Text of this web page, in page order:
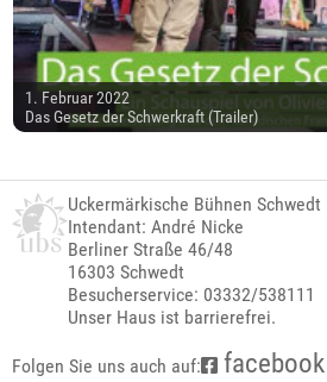
1. Februar 2022
Das Gesetz der Schwerkraft (Trailer)
Uckermärkische Bühnen Schwedt
Intendant: André Nicke
Berliner Straße 46/48
16303 Schwedt
Besucherservice: 03332/538111
Unser Haus ist barrierefrei.
Folgen Sie uns auch auf: facebook